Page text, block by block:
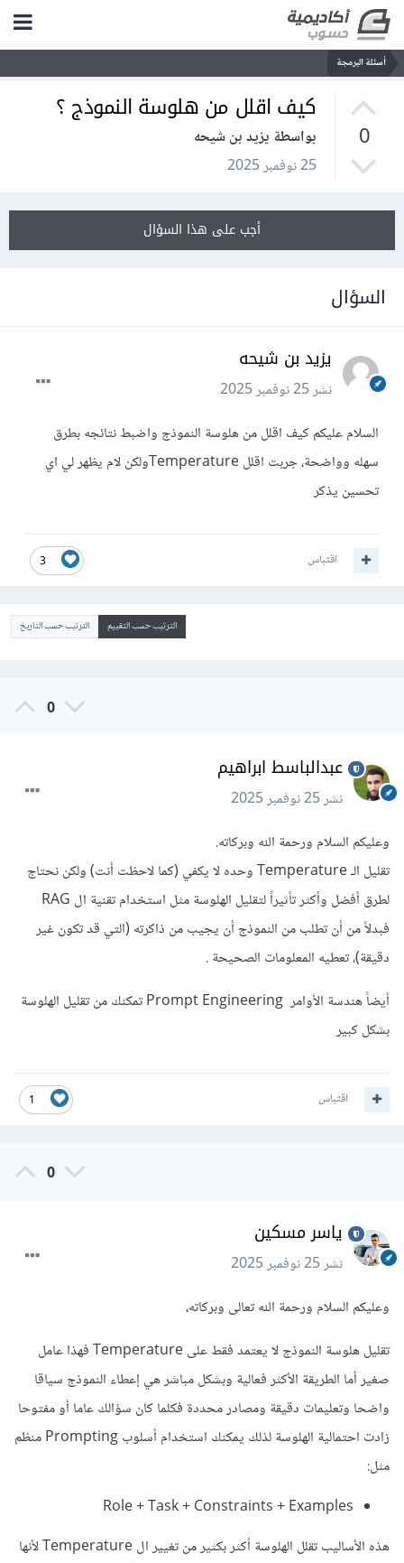
أسئلة البرمجة
0
كيف اقلل من هلوسة النموذج ؟
بواسطة يزيد بن شيحه
25 نوفمبر 2025
أجب على هذا السؤال
السؤال
يزيد بن شيحه
نشر25 نوفمبر 2025
السلام عليكم كيف اقلل من هلوسة النموذج واضبط نتائجه بطرق
سهله وواضحة، جربت اقلل Temperatureولكن لام يظهر لي اي
تحسين يذكر
3 اقتباس
الترتيب حسب التقييم الترتيب حسب التاريخ
0
عبدالباسط ابراهيم
نشر25 نوفمبر 2025
وعليكم السلام ورحمة الله وبركاته.
تقليل الـ Temperature وحده لا يكفي (كما لاحظت أنت) ولكن نحتاج
لطرق أفضل وأكثر تأثيراً لتقليل الهلوسة مثل استخدام تقنية ال RAG
فبدلاً من أن تطلب من النموذج أن يجيب من ذاكرته (التي قد تكون غير
دقيقة)، تعطيه المعلومات الصحيحة .
أيضاً هندسة الأوامر Prompt Engineering تمكنك من تقليل الهلوسة
بشكل كبير
1 اقتباس
0
ياسر مسكين
نشر25 نوفمبر 2025
وعليكم السلام ورحمة الله تعالى وبركاته،
تقليل هلوسة النموذج لا يعتمد فقط على Temperature فهذا عامل
صغير أما الطريقة الأكثر فعالية وبشكل مباشر هي إعطاء النموذج سياقا
واضحا وتعليمات دقيقة ومصادر محددة فكلما كان سؤالك عاما أو مفتوحا
زادت احتمالية الهلوسة لذلك يمكنك استخدام أسلوب Prompting منظم
مثل:
Role + Task + Constraints + Examples
هذه الأساليب تقلل الهلوسة أكثر بكثير من تغيير ال Temperature لأنها